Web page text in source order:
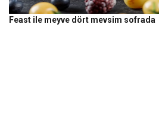
Feast ile meyve dört mevsim sofrada